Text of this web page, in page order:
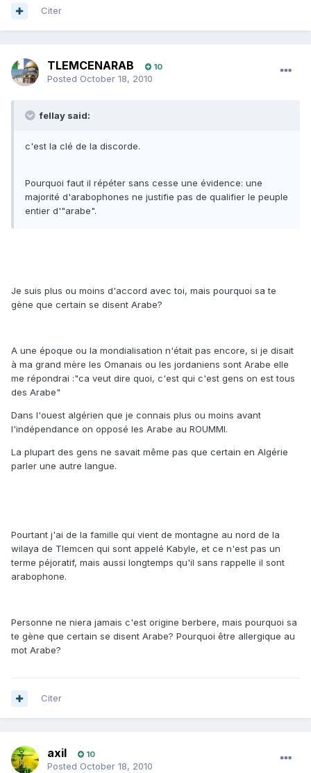
Citer
TLEMCENARAB 10
Posted October 18, 2010
fellay said:
c'est la clé de la discorde.
Pourquoi faut il répéter sans cesse une évidence: une
majorité d'arabophones ne justifie pas de qualifier le peuple
entier d'"arabe".
Je suis plus ou moins d'accord avec toi, mais pourquoi sa te
gène que certain se disent Arabe?
A une époque ou la mondialisation n'était pas encore, si je disait
à ma grand mère les Omanais ou les jordaniens sont Arabe elle
me répondrai :"ca veut dire quoi, c'est qui c'est gens on est tous
des Arabe"
Dans l'ouest algérien que je connais plus ou moins avant
l'indépendance on opposé les Arabe au ROUMMI.
La plupart des gens ne savait même pas que certain en Algérie
parler une autre langue.
Pourtant j'ai de la famille qui vient de montagne au nord de la
wilaya de Tlemcen qui sont appelé Kabyle, et ce n'est pas un
terme péjoratif, mais aussi longtemps qu'il sans rappelle il sont
arabophone.
Personne ne niera jamais c'est origine berbere, mais pourquoi sa
te gène que certain se disent Arabe? Pourquoi être allergique au
mot Arabe?
Citer
axil 10
Posted October 18, 2010